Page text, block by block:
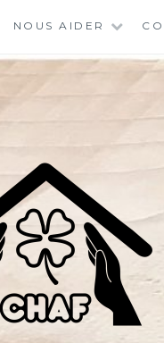
NOUS AIDER